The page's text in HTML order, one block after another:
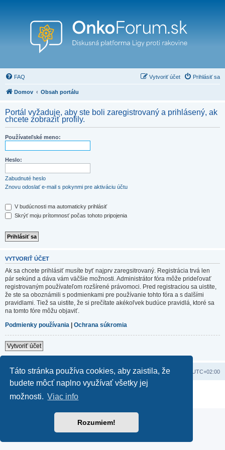
Táto stránka používa cookies, aby zaistila, že
budete môcť naplno využívať všetky jej
možnosti. Viac info
Rozumiem!
FAQ Prihlásiť sa
Vytvoriť účet
Domov Obsah portálu
Portál vyžaduje, aby ste boli zaregistrovaný a prihlásený, ak
chcete zobraziť profily.
Používateľské meno:
Heslo:
Zabudnuté heslo
Znovu odoslať e-mail s pokynmi pre aktiváciu účtu
V budúcnosti ma automaticky prihlásiť
Skrýť moju prítomnosť počas tohoto pripojenia
VYTVORIŤ ÚČET
Ak sa chcete prihlásiť musíte byť najprv zaregsitrovaný. Registrácia trvá len
pár sekúnd a dáva vám väčšie možnosti. Administrátor fóra môže prideľovať
registrovaným používateľom rozšírené právomoci. Pred registraciou sa uistite,
že ste sa oboznámili s podmienkami pre používanie tohto fóra a s dalšími
pravidlami. Tiež sa uistite, že si prečítate akékoľvek budúce pravidlá, ktoré sa
na tomto fóre môžu objaviť.
Podmienky používania | Ochrana súkromia
Vytvoriť účet
Domov Obsah portálu Všetky časy sú v UTC+02:00